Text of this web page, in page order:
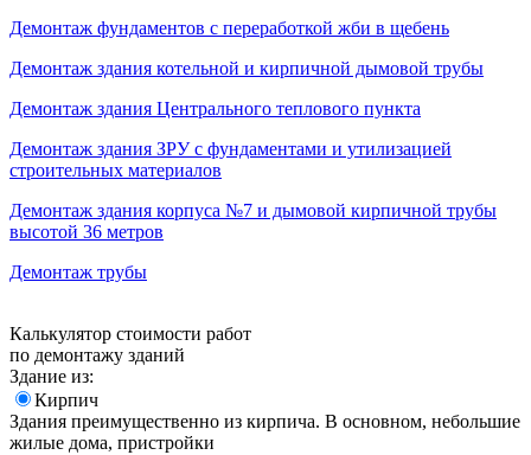
Демонтаж фундаментов с переработкой жби в щебень
Демонтаж здания котельной и кирпичной дымовой трубы
Демонтаж здания Центрального теплового пункта
Демонтаж здания ЗРУ с фундаментами и утилизацией
строительных материалов
Демонтаж здания корпуса №7 и дымовой кирпичной трубы
высотой 36 метров
Демонтаж трубы
Калькулятор стоимости работ
по демонтажу зданий
Здание из:
Кирпич
Здания преимущественно из кирпича. В основном, небольшие
жилые дома, пристройки